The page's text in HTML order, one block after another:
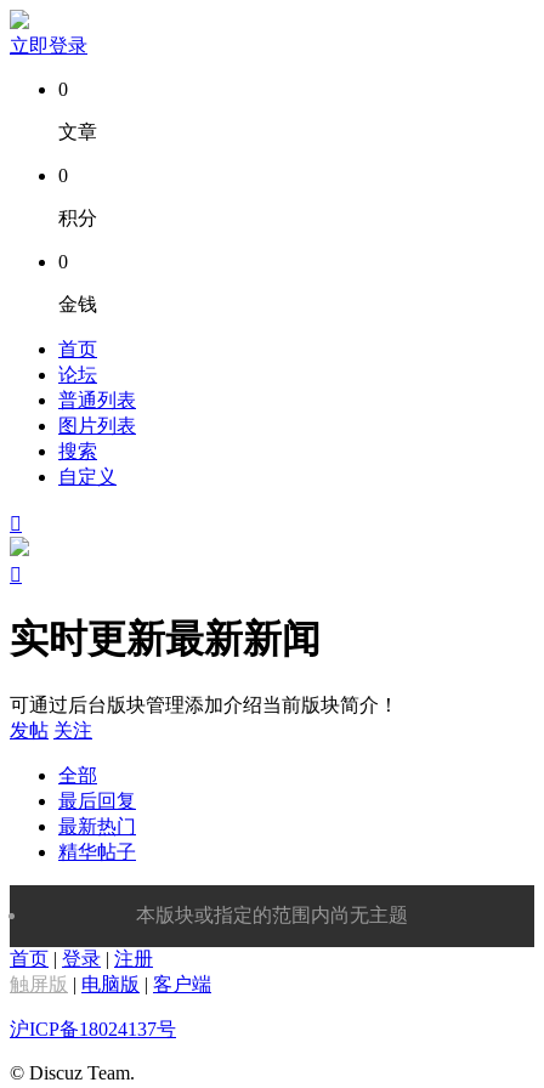
立即登录
0
文章
0
积分
0
金钱
首页
论坛
普通列表
图片列表
搜索
自定义


实时更新最新新闻
可通过后台版块管理添加介绍当前版块简介！
发帖 关注
全部
最后回复
最新热门
精华帖子
本版块或指定的范围内尚无主题
首页 | 登录 | 注册
触屏版 | 电脑版 | 客户端
沪ICP备18024137号
© Discuz Team.